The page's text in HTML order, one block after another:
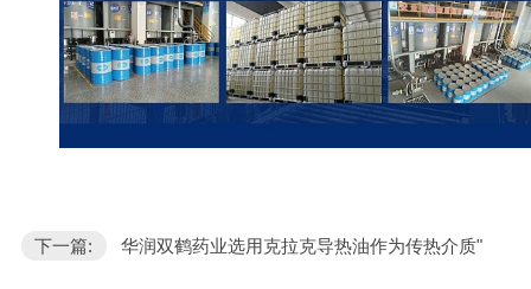
下一篇: 华润双鹤药业选用克拉克导热油作为传热介质"